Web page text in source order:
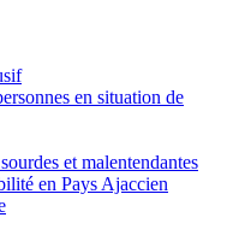
en situation de
et malentendantes
en Pays Ajaccien